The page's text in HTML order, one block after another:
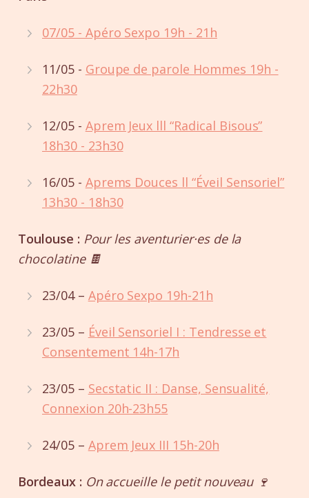
07/05 - Apéro Sexpo 19h - 21h
11/05 - Groupe de parole Hommes 19h -
22h30
12/05 - Aprem Jeux lll “Radical Bisous”
18h30 - 23h30
16/05 - Aprems Douces ll “Éveil Sensoriel”
13h30 - 18h30
Toulouse : Pour les aventurier·es de la
chocolatine 🍫
23/04 – Apéro Sexpo 19h-21h
23/05 – Éveil Sensoriel I : Tendresse et
Consentement 14h-17h
23/05 – Secstatic II : Danse, Sensualité,
Connexion 20h-23h55
24/05 – Aprem Jeux III 15h-20h
Bordeaux : On accueille le petit nouveau 🍷